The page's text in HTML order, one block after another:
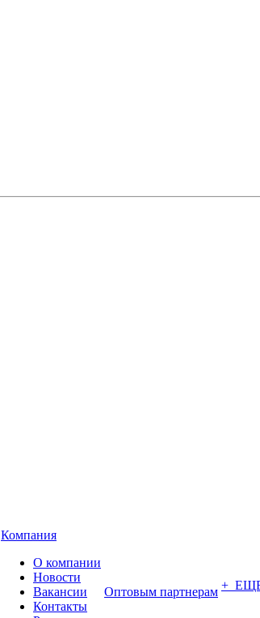
Компания
О компании
Новости
Вакансии
Контакты
Оптовым партнерам +